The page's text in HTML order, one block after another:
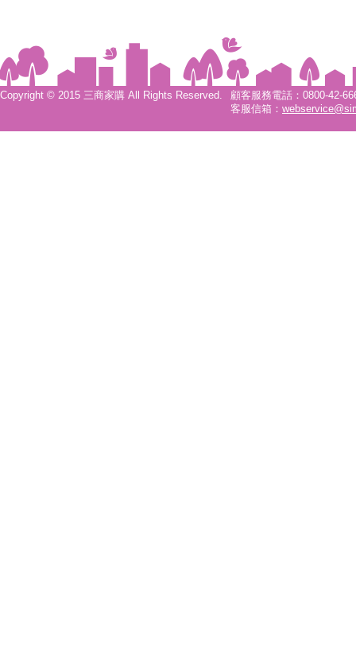
Copyright © 2015 三商家購 All Rights Reserved.
顧客服務電話：0800-42-
客服信箱：